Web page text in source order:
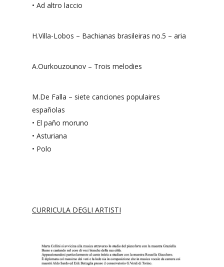
•⁠ ⁠Ad altro laccio
H.Villa-Lobos – Bachianas brasileiras no.5 – aria
A.Ourkouzounov – Trois melodies
M.De Falla – siete canciones populaires
españolas
•⁠ ⁠El paño moruno
•⁠ ⁠Asturiana
•⁠ ⁠Polo
CURRICULA DEGLI ARTISTI